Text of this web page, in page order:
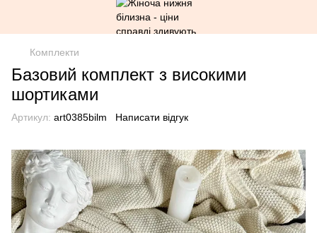
Комплекти
Базовий комплект з високими
шортиками
Артикул: art0385bilm Написати відгук